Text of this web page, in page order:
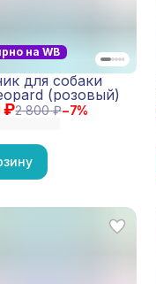
на WB
₽2 800 ₽−7%
для собаки
(розовый)